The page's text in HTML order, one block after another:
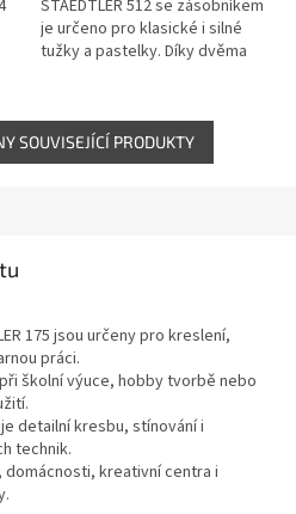
STAEDTLER 512 se zásobníkem
je určeno pro klasické i silné
tužky a pastelky. Díky dvěma
designu je ideální...
SOUVISEJÍCÍ PRODUKTY
175 jsou určeny pro kreslení,
práci.
školní výuce, hobby tvorbě nebo
detailní kresbu, stínování i
technik.
kreativní centra i